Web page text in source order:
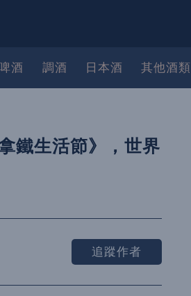
啤酒 調酒 日本酒 其他酒類
鐵生活節》，世界
追蹤作者